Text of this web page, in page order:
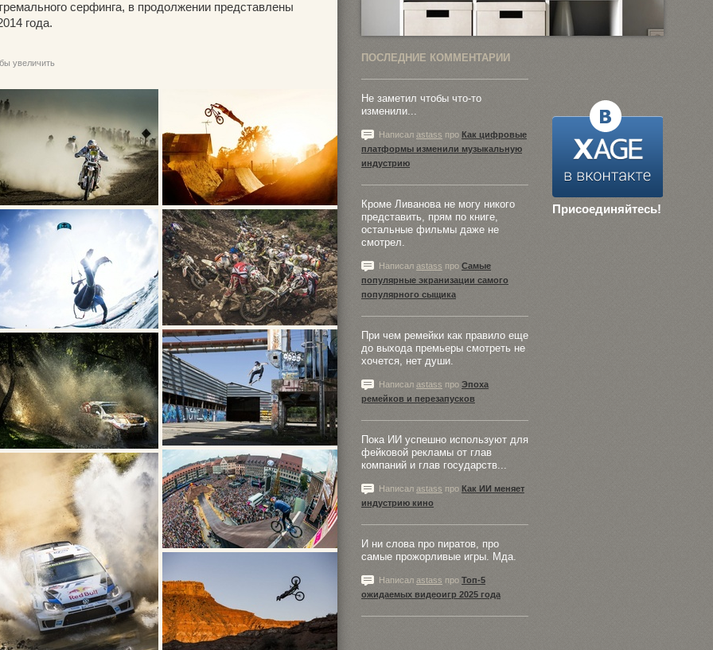
серфинга, в продолжении представлены
года.
увеличить ПОСЛЕДНИЕ КОММЕНТАРИИ
Присоединяйтесь!
Не заметил чтобы что-то
изменили...
Написал astass про Как цифровые
платформы изменили музыкальную
индустрию
Кроме Ливанова не могу никого
представить, прям по книге,
остальные фильмы даже не
смотрел.
Написал astass про Самые
популярные экранизации самого
популярного сыщика
При чем ремейки как правило еще
до выхода премьеры смотреть не
хочется, нет души.
Написал astass про Эпоха
ремейков и перезапусков
Пока ИИ успешно используют для
фейковой рекламы от глав
компаний и глав государств...
Написал astass про Как ИИ меняет
индустрию кино
И ни слова про пиратов, про
самые прожорливые игры. Мда.
Написал astass про Топ-5
ожидаемых видеоигр 2025 года